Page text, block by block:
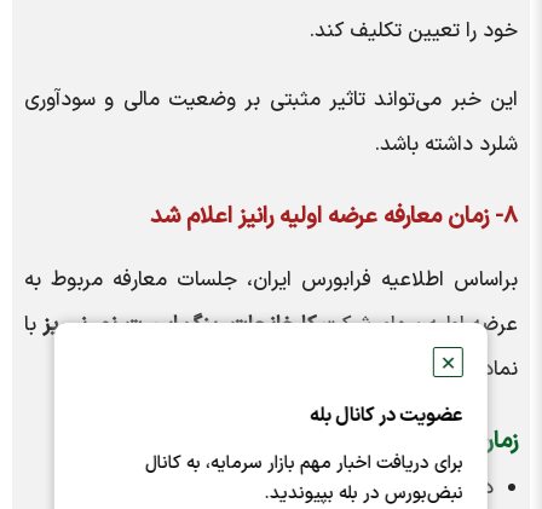
✕
عضویت در کانال بله
برای دریافت اخبار مهم بازار سرمایه، به کانال
نبض‌بورس در بله بپیوندید.
خود را تعیین تکلیف کند.
این خبر می‌تواند تاثیر مثبتی بر وضعیت مالی و سودآوری
شلرد داشته باشد.
8- زمان معارفه عرضه اولیه رانیز اعلام شد
براساس اطلاعیه فرابورس ایران، جلسات معارفه مربوط به
عرضه اولیه سهام شرکتکارخانجات رینگ اسپرت نور نی‌ریزبا
نماد
«رانیزا»
زمان جلسات:
دوشنبه ۱۱ خرداد ساعت ۱۰